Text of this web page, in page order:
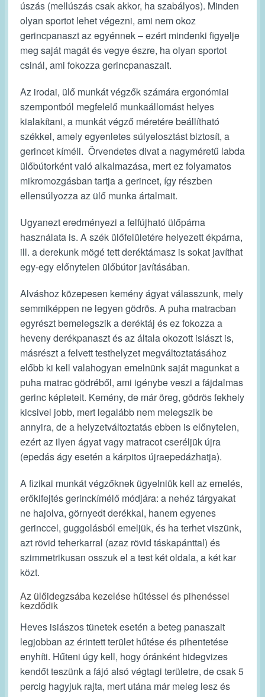
úszás (mellúszás csak akkor, ha szabályos). Minden
olyan sportot lehet végezni, ami nem okoz
gerincpanaszt az egyénnek – ezért mindenki figyelje
meg saját magát és vegye észre, ha olyan sportot
csinál, ami fokozza gerincpanaszait.
Az irodai, ülő munkát végzők számára ergonómiai
szempontból megfelelő munkaállomást helyes
kialakítani, a munkát végző méretére beállítható
székkel, amely egyenletes súlyelosztást biztosít, a
gerincet kíméli. Örvendetes divat a nagyméretű labda
ülőbútorként való alkalmazása, mert ez folyamatos
mikromozgásban tartja a gerincet, így részben
ellensúlyozza az ülő munka ártalmait.
Ugyanezt eredményezi a felfújható ülőpárna
használata is. A szék ülőfelületére helyezett ékpárna,
ill. a derekunk mögé tett deréktámasz is sokat javíthat
egy-egy előnytelen ülőbútor javításában.
Alváshoz közepesen kemény ágyat válasszunk, mely
semmiképpen ne legyen gödrös. A puha matracban
egyrészt bemelegszik a deréktáj és ez fokozza a
heveny derékpanaszt és az általa okozott isiászt is,
másrészt a felvett testhelyzet megváltoztatásához
előbb ki kell valahogyan emelnünk saját magunkat a
puha matrac gödréből, ami igénybe veszi a fájdalmas
gerinc képleteit. Kemény, de már öreg, gödrös fekhely
kicsivel jobb, mert legalább nem melegszik be
annyira, de a helyzetváltoztatás ebben is előnytelen,
ezért az ilyen ágyat vagy matracot cseréljük újra
(epedás ágy esetén a kárpitos újraepedázhatja).
A fizikai munkát végzőknek ügyelniük kell az emelés,
erőkifejtés gerinckímélő módjára: a nehéz tárgyakat
ne hajolva, görnyedt derékkal, hanem egyenes
gerinccel, guggolásból emeljük, és ha terhet viszünk,
azt rövid teherkarral (azaz rövid táskapánttal) és
szimmetrikusan osszuk el a test két oldala, a két kar
közt.
Az ülőidegzsába kezelése hűtéssel és pihenéssel
kezdődik
Heves isiászos tünetek esetén a beteg panaszait
legjobban az érintett terület hűtése és pihentetése
enyhíti. Hűteni úgy kell, hogy óránként hidegvizes
kendőt teszünk a fájó alsó végtagi területre, de csak 5
percig hagyjuk rajta, mert utána már meleg lesz és